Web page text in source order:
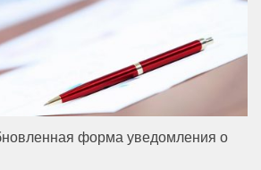
форма уведомления о